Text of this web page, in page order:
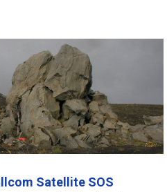
Satellite SOS